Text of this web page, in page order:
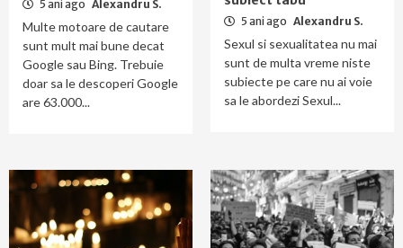
5 ani ago Alexandru S.
Multe motoare de cautare
sunt mult mai bune decat
Google sau Bing. Trebuie
doar sa le descoperi Google
are 63.000...
5 ani ago Alexandru S.
Sexul si sexualitatea nu mai
sunt de multa vreme niste
subiecte pe care nu ai voie
sa le abordezi Sexul...